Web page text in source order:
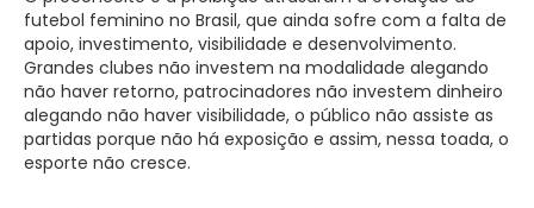
futebol feminino no Brasil, que ainda sofre com a falta de
apoio, investimento, visibilidade e desenvolvimento.
Grandes clubes não investem na modalidade alegando
não haver retorno, patrocinadores não investem dinheiro
alegando não haver visibilidade, o público não assiste as
partidas porque não há exposição e assim, nessa toada, o
esporte não cresce.